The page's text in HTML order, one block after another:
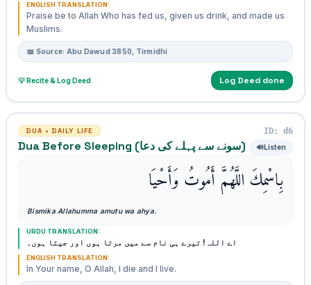
ENGLISH TRANSLATION:
Praise be to Allah Who has fed us, given us drink, and made us
Muslims.
📖 Source: Abu Dawud 3850, Tirmidhi
💡 Recite & Log Deed Log Deed done
DUA • DAILY LIFE ID: d6
Dua Before Sleeping (سونے سے پہلے کی دعا) 🔊Listen
بِاسْمِكَ اللَّهُمَّ أَمُوتُ وَأَحْيَا
Bismika Allahumma amutu wa ahya.
URDU TRANSLATION:
اے اللہ! تیرے ہی نام سے میں مرتا ہوں اور جیتا ہوں۔
ENGLISH TRANSLATION:
In Your name, O Allah, I die and I live.